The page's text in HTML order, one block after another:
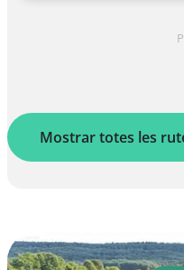
Mostrar totes les